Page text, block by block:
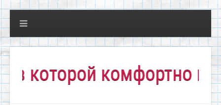
комфортно всем!"